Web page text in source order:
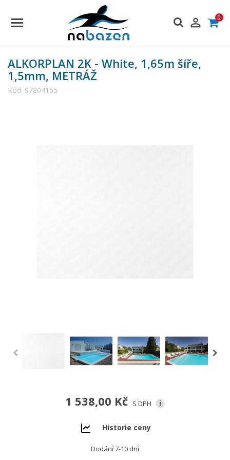
 0
ALKORPLAN 2K - White, 1,65m šíře,
1,5mm, METRÁŽ
Kód: 97804165
1 538,00 Kč S DPH i
Historie ceny
Dodání 7-10 dní